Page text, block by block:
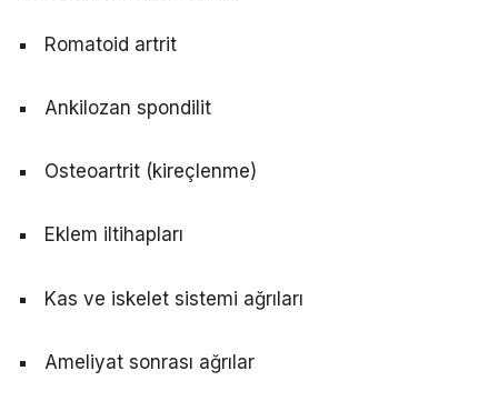
Romatoid artrit
Ankilozan spondilit
Osteoartrit (kireçlenme)
Eklem iltihapları
Kas ve iskelet sistemi ağrıları
Ameliyat sonrası ağrılar